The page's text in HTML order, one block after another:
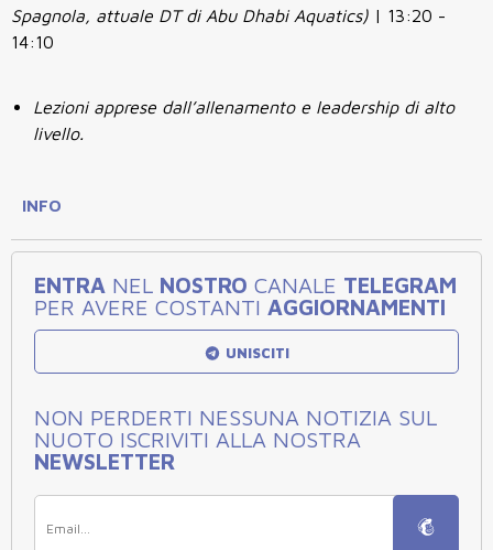
Spagnola, attuale DT di Abu Dhabi Aquatics) | 13:20 -
14:10
Lezioni apprese dall’allenamento e leadership di alto
livello.
INFO
ENTRA NEL NOSTRO CANALE TELEGRAM
PER AVERE COSTANTI AGGIORNAMENTI
UNISCITI
NON PERDERTI NESSUNA NOTIZIA SUL
NUOTO ISCRIVITI ALLA NOSTRA
NEWSLETTER